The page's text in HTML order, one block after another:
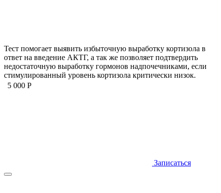
Тест помогает выявить избыточную выработку кортизола в
ответ на введение АКТГ, а так же позволяет подтвердить
недостаточную выработку гормонов надпочечниками, если
стимулированный уровень кортизола критически низок.
5 000 Р
Записаться